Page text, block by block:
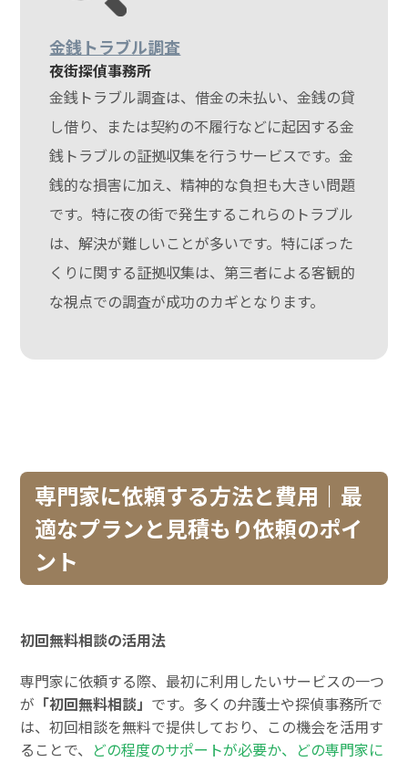
金銭トラブル調査
夜街探偵事務所
金銭トラブル調査は、借金の未払い、金銭の貸
し借り、または契約の不履行などに起因する金
銭トラブルの証拠収集を行うサービスです。金
銭的な損害に加え、精神的な負担も大きい問題
です。特に夜の街で発生するこれらのトラブル
は、解決が難しいことが多いです。特にぼった
くりに関する証拠収集は、第三者による客観的
な視点での調査が成功のカギとなります。
専門家に依頼する方法と費用｜最
適なプランと見積もり依頼のポイ
ント
初回無料相談の活用法
専門家に依頼する際、最初に利用したいサービスの一つ
が 「初回無料相談」 です。多くの弁護士や探偵事務所で
は、初回相談を無料で提供しており、この機会を活用す
ることで、 どの程度のサポートが必要か、どの専門家に